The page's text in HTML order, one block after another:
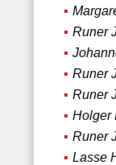
Runer
Runer
Runer
Holger
Runer
Lasse